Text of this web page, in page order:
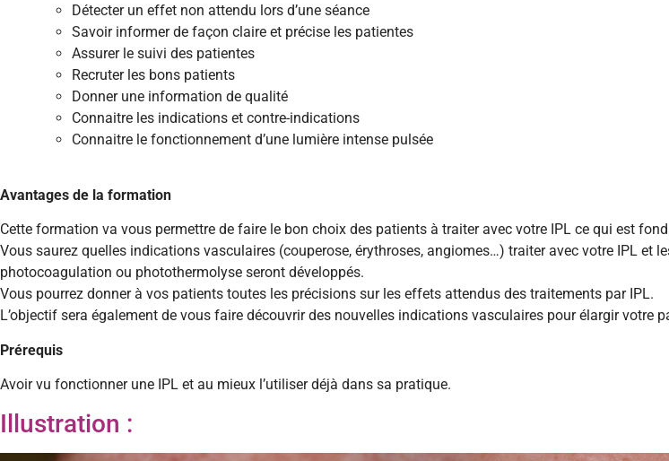
Détecter un effet non attendu lors d’une séance
Savoir informer de façon claire et précise les patientes
Assurer le suivi des patientes
Recruter les bons patients
Donner une information de qualité
Connaitre les indications et contre-indications
Connaitre le fonctionnement d’une lumière intense pulsée
Avantages de la formation
Cette formation va vous permettre de faire le bon choix des patients à traiter avec votre IPL ce qui est
Vous saurez quelles indications vasculaires (couperose, érythroses, angiomes…) traiter avec votre IPL et
photocoagulation ou photothermolyse seront développés.
Vous pourrez donner à vos patients toutes les précisions sur les effets attendus des traitements par IPL.
L’objectif sera également de vous faire découvrir des nouvelles indications vasculaires pour élargir votre
Prérequis
Avoir vu fonctionner une IPL et au mieux l’utiliser déjà dans sa pratique.
Illustration :